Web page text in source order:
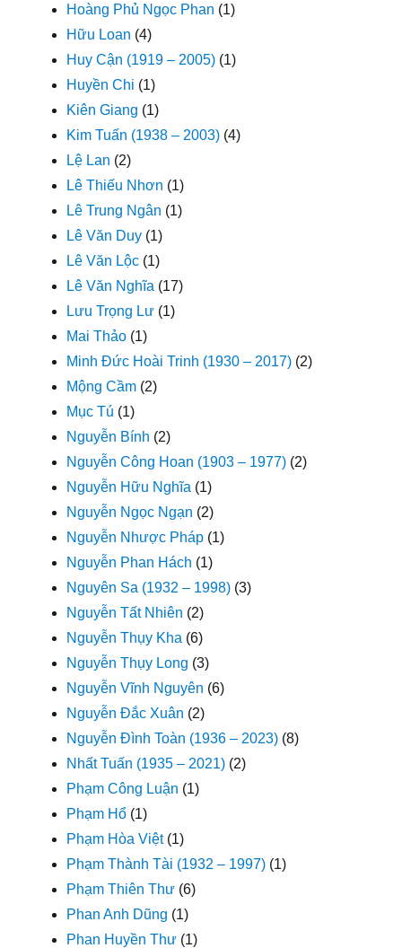
Hoàng Phủ Ngọc Phan (1)
Hữu Loan (4)
Huy Cận (1919 – 2005) (1)
Huyền Chi (1)
Kiên Giang (1)
Kim Tuấn (1938 – 2003) (4)
Lệ Lan (2)
Lê Thiếu Nhơn (1)
Lê Trung Ngân (1)
Lê Văn Duy (1)
Lê Văn Lộc (1)
Lê Văn Nghĩa (17)
Lưu Trọng Lư (1)
Mai Thảo (1)
Minh Đức Hoài Trinh (1930 – 2017) (2)
Mộng Cầm (2)
Mục Tú (1)
Nguyễn Bính (2)
Nguyễn Công Hoan (1903 – 1977) (2)
Nguyễn Hữu Nghĩa (1)
Nguyễn Ngọc Ngạn (2)
Nguyễn Nhược Pháp (1)
Nguyễn Phan Hách (1)
Nguyên Sa (1932 – 1998) (3)
Nguyễn Tất Nhiên (2)
Nguyễn Thụy Kha (6)
Nguyễn Thụy Long (3)
Nguyễn Vĩnh Nguyên (6)
Nguyễn Đắc Xuân (2)
Nguyễn Đình Toàn (1936 – 2023) (8)
Nhất Tuấn (1935 – 2021) (2)
Phạm Công Luận (1)
Phạm Hổ (1)
Phạm Hòa Việt(1)
Phạm Thành Tài (1932 – 1997) (1)
Phạm Thiên Thư (6)
Phan Anh Dũng (1)
Phan Huyền Thư (1)